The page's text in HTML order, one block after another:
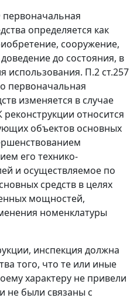
определяется как
сооружение,
до состояния, в
использования. П.2 ст.257
первоначальная
изменяется в случае
относится
объектов основных
его технико-
и осуществляемое по
средств в целях
мощностей,
номенклатуры
инспекция должна
того, что те или иные
характеру не привели
не были связаны с